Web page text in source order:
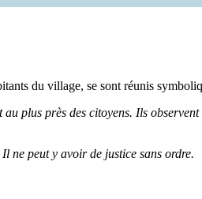
du village, se sont réunis
plus près des citoyens. Ils
ne peut y avoir de justice sans ordre.